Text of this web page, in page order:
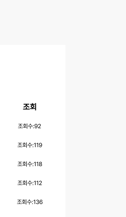
조회
조회수:92
조회수:119
조회수:118
조회수:112
조회수:136